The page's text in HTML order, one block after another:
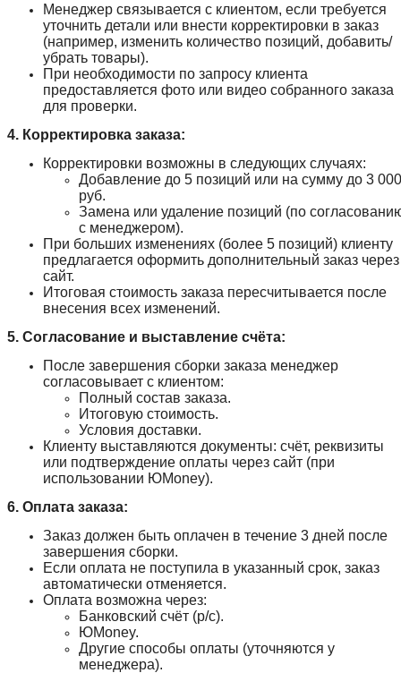
Менеджер связывается с клиентом, если требуется
уточнить детали или внести корректировки в заказ
(например, изменить количество позиций, добавить/
убрать товары).
При необходимости по запросу клиента
предоставляется фото или видео собранного заказа
для проверки.
4. Корректировка заказа:
Корректировки возможны в следующих случаях:
Добавление до 5 позиций или на сумму до 3 000
руб.
Замена или удаление позиций (по
с менеджером).
При больших изменениях (более 5 позиций) клиенту
предлагается оформить дополнительный заказ через
сайт.
Итоговая стоимость заказа пересчитывается после
внесения всех изменений.
5. Согласование и выставление счёта:
После завершения сборки заказа менеджер
согласовывает с клиентом:
Полный состав заказа.
Итоговую стоимость.
Условия доставки.
Клиенту выставляются документы: счёт, реквизиты
или подтверждение оплаты через сайт (при
использовании ЮMoney).
6. Оплата заказа:
Заказ должен быть оплачен в течение 3 дней после
завершения сборки.
Если оплата не поступила в указанный срок, заказ
автоматически отменяется.
Оплата возможна через:
Банковский счёт (р/с).
ЮMoney.
Другие способы оплаты (уточняются у
менеджера).